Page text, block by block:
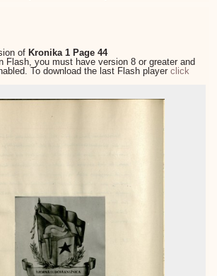
of Kronika 1 Page 44
Flash, you must have version 8 or greater and
To download the last Flash playerclick